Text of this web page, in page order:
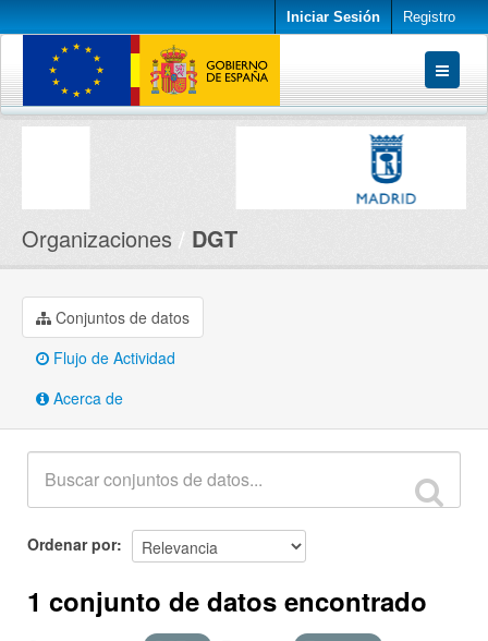
Iniciar Sesión Registro
Conjuntos de datos
Organizaciones DGT
Conjuntos de datos
Flujo de Actividad
Acerca de
Ordenar por
1 conjunto de datos encontrado